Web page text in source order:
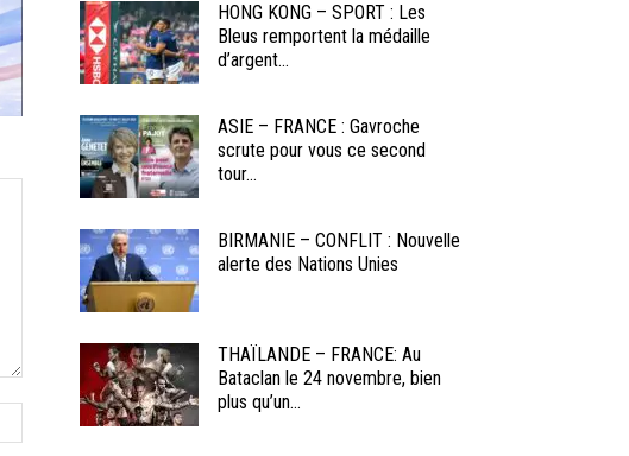
HONG KONG – SPORT : Les
Bleus remportent la médaille
d’argent...
ASIE – FRANCE : Gavroche
scrute pour vous ce second
tour...
BIRMANIE – CONFLIT : Nouvelle
alerte des Nations Unies
THAÏLANDE – FRANCE: Au
Bataclan le 24 novembre, bien
plus qu’un...